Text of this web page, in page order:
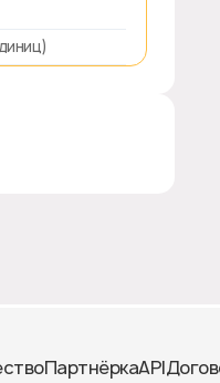
ПартнёркаAPI